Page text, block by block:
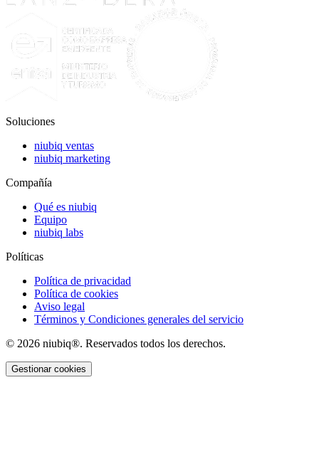
Soluciones
niubiq ventas
niubiq marketing
Compañía
Qué es niubiq
Equipo
niubiq labs
Políticas
Política de privacidad
Política de cookies
Aviso legal
Términos y Condiciones generales del servicio
© 2026 niubiq®. Reservados todos los derechos.
Gestionar cookies